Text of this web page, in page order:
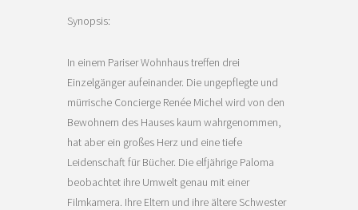
Synopsis:
In einem Pariser Wohnhaus treffen drei
Einzelgänger aufeinander. Die ungepflegte und
mürrische Concierge Renée Michel wird von den
Bewohnern des Hauses kaum wahrgenommen,
hat aber ein großes Herz und eine tiefe
Leidenschaft für Bücher. Die elfjährige Paloma
beobachtet ihre Umwelt genau mit einer
Filmkamera. Ihre Eltern und ihre ältere Schwester